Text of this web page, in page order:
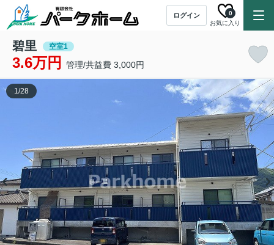
ログイン
お気に入り
0
碧里 空室1
3.6万円 管理/共益費 3,000円
1/28